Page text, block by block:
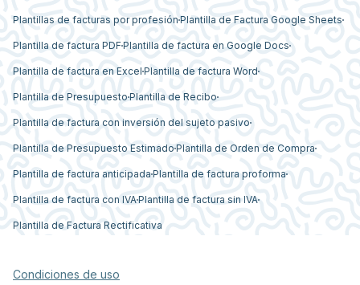
Plantillas de facturas por profesión Plantilla de Factura Google Sheets
Plantilla de factura PDF Plantilla de factura en Google Docs
Plantilla de factura en Excel Plantilla de factura Word
Plantilla de Presupuesto Plantilla de Recibo
Plantilla de factura con inversión del sujeto pasivo
Plantilla de Presupuesto Estimado Plantilla de Orden de Compra
Plantilla de factura anticipada Plantilla de factura proforma
Plantilla de factura con IVAPlantilla de factura sin IVA
Plantilla de Factura Rectificativa
Condiciones de uso